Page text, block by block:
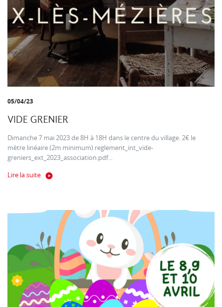
05/04/23
VIDE GRENIER
Dimanche 7 mai 2023 de 8H à 18H dans le centre du village. 2€ le
mètre linéaire (2m minimum) reglement_int_vide-
greniers_ext_2023_association.pdf...
Lire la suite